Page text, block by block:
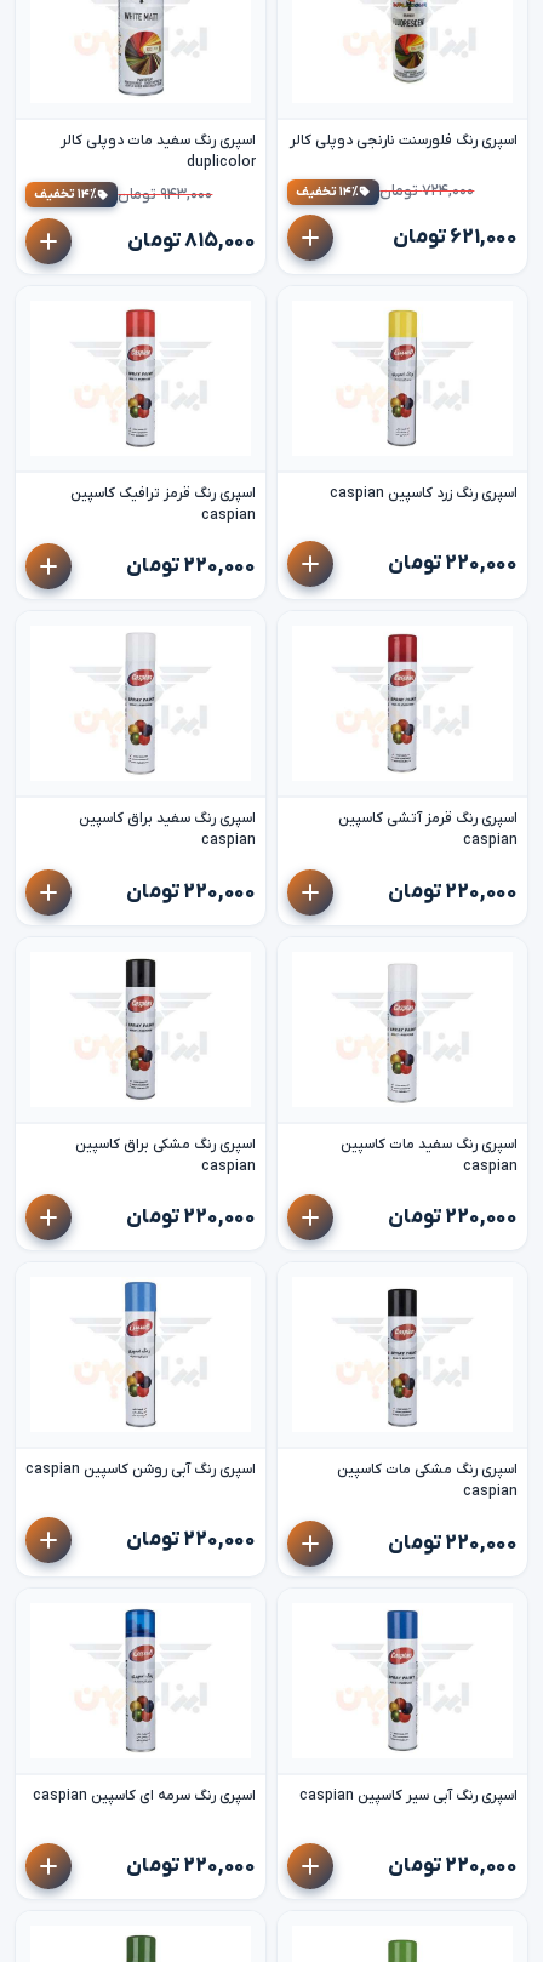
اسپری رنگ فلورسنت نارنجی دوپلی کالر
۷۲۴,۰۰۰ تومان ۱۴٪ تخفیف
۶۲۱,۰۰۰ تومان
اسپری رنگ سفید مات دوپلی کالر
duplicolor
۹۴۳,۰۰۰ تومان ۱۴٪ تخفیف
۸۱۵,۰۰۰ تومان
اسپری رنگ زرد کاسپین caspian
۲۲۰,۰۰۰ تومان
اسپری رنگ قرمز ترافیک کاسپین
caspian
۲۲۰,۰۰۰ تومان
اسپری رنگ قرمز آتشی کاسپین
caspian
۲۲۰,۰۰۰ تومان
اسپری رنگ سفید براق کاسپین
caspian
۲۲۰,۰۰۰ تومان
اسپری رنگ سفید مات کاسپین
caspian
۲۲۰,۰۰۰ تومان
اسپری رنگ مشکی براق کاسپین
caspian
۲۲۰,۰۰۰ تومان
اسپری رنگ مشکی مات کاسپین
caspian
۲۲۰,۰۰۰ تومان
اسپری رنگ آبی روشن کاسپین caspian
۲۲۰,۰۰۰ تومان
اسپری رنگ آبی سیر کاسپین caspian
۲۲۰,۰۰۰ تومان
اسپری رنگ سرمه ای کاسپین caspian
۲۲۰,۰۰۰ تومان